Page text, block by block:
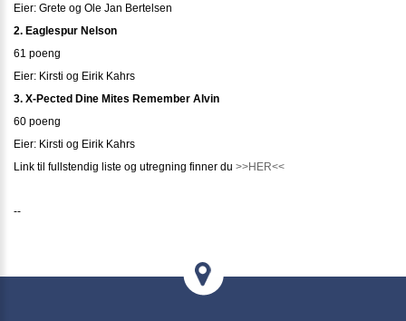
Eier: Grete og Ole Jan Bertelsen
2. Eaglespur Nelson
61 poeng
Eier: Kirsti og Eirik Kahrs
3. X-Pected Dine Mites Remember Alvin
60 poeng
Eier: Kirsti og Eirik Kahrs
Link til fullstendig liste og utregning finner du >>HER<<
--